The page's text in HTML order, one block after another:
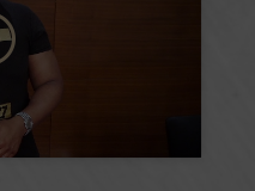
les cookies
ce contenu